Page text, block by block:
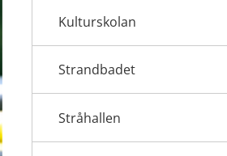
Kulturskolan
Strandbadet
Stråhallen